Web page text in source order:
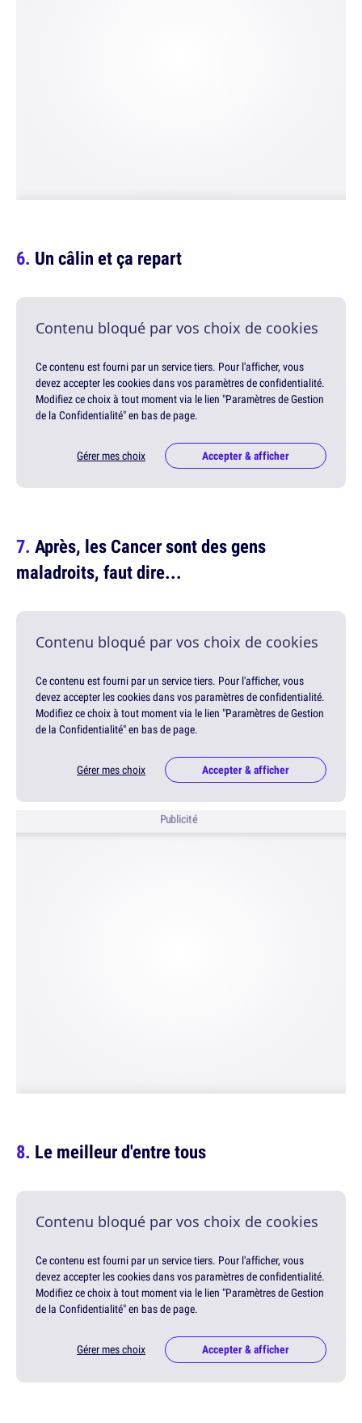
Un câlin et ça repart
Contenu bloqué par vos choix de cookies
Ce contenu est fourni par un service tiers. Pour l'afficher, vous
devez accepter les cookies dans vos paramètres de confidentialité.
Modifiez ce choix à tout moment via le lien "Paramètres de Gestion
de la Confidentialité" en bas de page.
Gérer mes choix Accepter & afficher
Après, les Cancer sont des gens
maladroits, faut dire...
Contenu bloqué par vos choix de cookies
Ce contenu est fourni par un service tiers. Pour l'afficher, vous
devez accepter les cookies dans vos paramètres de confidentialité.
Modifiez ce choix à tout moment via le lien "Paramètres de Gestion
de la Confidentialité" en bas de page.
Gérer mes choix Accepter & afficher
Publicité
Le meilleur d'entre tous
Contenu bloqué par vos choix de cookies
Ce contenu est fourni par un service tiers. Pour l'afficher, vous
devez accepter les cookies dans vos paramètres de confidentialité.
Modifiez ce choix à tout moment via le lien "Paramètres de Gestion
de la Confidentialité" en bas de page.
Gérer mes choix Accepter & afficher